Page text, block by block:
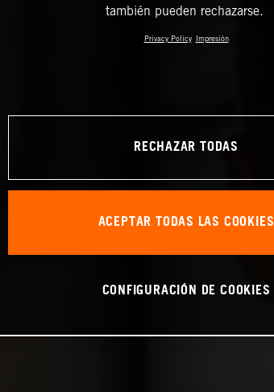
también pueden rechazarse.
Privacy Policy Impresión
RECHAZAR TODAS
ACEPTAR TODAS LAS COOKIES
CONFIGURACIÓN DE COOKIES